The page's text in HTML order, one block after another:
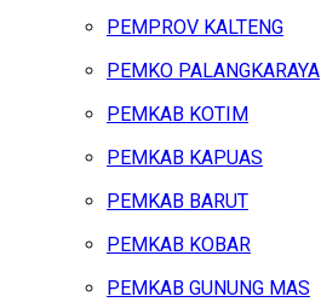
PEMPROV KALTENG
PEMKO PALANGKARAYA
PEMKAB KOTIM
PEMKAB KAPUAS
PEMKAB BARUT
PEMKAB KOBAR
PEMKAB GUNUNG MAS